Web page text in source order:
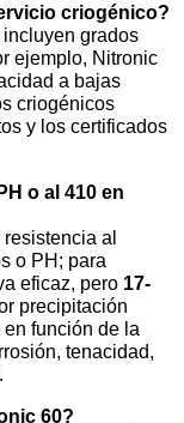
criogénico?
grados
ejemplo, Nitronic
a bajas
criogénicos
y los certificados
o al 410 en
al
o PH; para
eficaz, pero 17-
precipitación
función de la
tenacidad,
60?